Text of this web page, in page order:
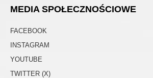
MEDIA SPOŁECZNOŚCIOWE
FACEBOOK
INSTAGRAM
YOUTUBE
TWITTER (X)